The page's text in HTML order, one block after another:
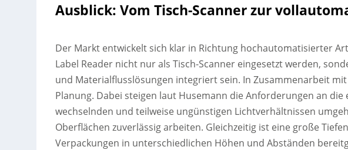
Ausblick: Vom Tisch-Scanner zur
Der Markt entwickelt sich klar in Richtung hochautomatisierter
Label Reader nicht nur als Tisch-Scanner eingesetzt werden,
und Materialflusslösungen integriert sein. In Zusammenarbeit
Planung. Dabei steigen laut Husemann die Anforderungen an die
wechselnden und teilweise ungünstigen Lichtverhältnissen
Oberflächen zuverlässig arbeiten. Gleichzeitig ist eine große
Verpackungen in unterschiedlichen Höhen und Abständen